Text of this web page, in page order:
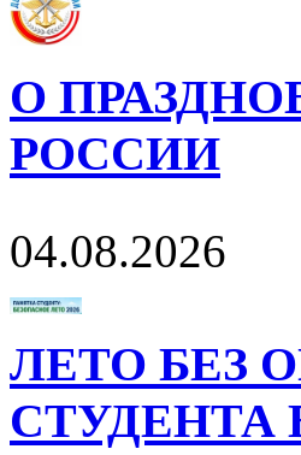
О
РОССИИ
04.08.2026
ЛЕТО БЕЗ
СТУДЕНТА